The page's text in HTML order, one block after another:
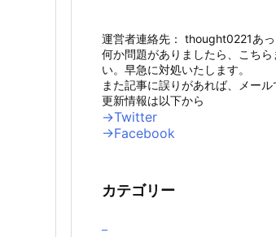
運営者連絡先： thought0221あ
何か問題がありましたら、こちら
い。早急に対処いたします。
また記事に誤りがあれば、メール
更新情報は以下から
→Twitter
→Facebook
カテゴリー
–